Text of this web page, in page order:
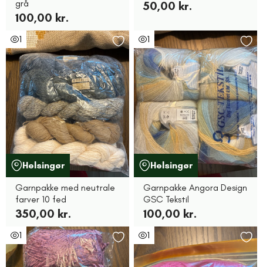
grå
100,00 kr.
50,00 kr.
1
Helsingør
Garnpakke med neutrale
farver 10 fed
350,00 kr.
1
Helsingør
Garnpakke Angora Design
GSC Tekstil
100,00 kr.
1 1